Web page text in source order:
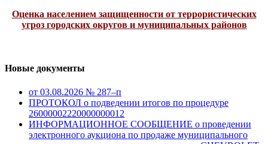
Оценка населением защищенности от террористических
угроз городских округов и муниципальных районов
Новые документы
от 03.08.2026 № 287–п
ПРОТОКОЛ о подведении итогов по процедуре
26000002220000000012
ИНФОРМАЦИОННОЕ СООБЩЕНИЕ о проведении
электронного аукциона по продаже муниципального